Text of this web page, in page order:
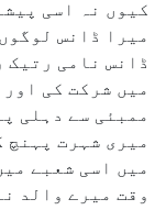
کیوں نہ اسی
میرا ڈانس
ڈانس نامی رتیک
ممبئی سے دہلی
میری شہرت پہنچ
میں اسی شعبے
وقت میرے والد